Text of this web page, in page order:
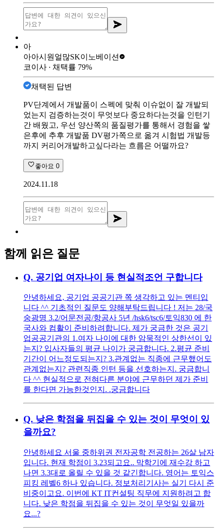
아
아아시원얼많SK이노베이션
코이사 ∙ 채택률 79%
채택된 답변
PV단계에서 개발품이 스펙에 맞춰 이슈없이 잘 개발되
었는지 검증하는것이 무엇보다 중요하다는것을 인턴기
간 배웠고, 우선 양산쪽의 품질평가를 통해서 경험을 쌓
은후에 추후 개발품 DV평가쪽으로 옮겨 시험법 개발등
까지 커리어개발하고싶다라는 흐름은 어떨까요?
좋아요 0
2024.11.18
함께 읽은 질문
Q. 공기업 여자나이 등 현실적조언 구합니다
안녕하세요, 공기업 공공기관 쪽 생각하고 있는 멘티입
니다 ^^ 기초적인 질문도 양해부탁드립니다 ! 저는 28/국
숭광명 3.2/어문전공/항공사 5년 /hsk6/tsc6/토익830 에 한
국사와 컴활이 준비하려합니다. 제가 궁금한 것은 공기
업공공기관의 1.여자 나이에 대한 암묵적인 상한선이 있
는지? 입사자들의 평균 나이가 궁금합니다. 2.평균 준비
기간이 어느정도되는지? 3.관계없는 직종에 근무했어도
관계없는지? 관련직종 인턴 등을 선호하는지. 궁금합니
다 ^^ 현실적으로 전혀다른 분야에 근무하던 제가 준비
를 한다면 가능한것인지. .궁금합니다
Q. 낮은 학점을 뒤집을 수 있는 것이 무엇이 있
을까요?
안녕하세요 서울 중하위권 전자공학 전공하는 26살 남자
입니다. 현재 학점이 3.23되고요.. 막학기에 재수강 하고
나면 3.3대로 올릴 수 있을 것 같긴합니다. 영어는 토익스
피킹 레벨6 하나 있습니다. 정보처리기사는 실기 다시 준
비중이고요. 이번에 KT IT컨설팅 직무에 지원하려고 합
니다. 낮은 학점을 뒤집을 수 있는 것이 무엇일 있을까
요...?